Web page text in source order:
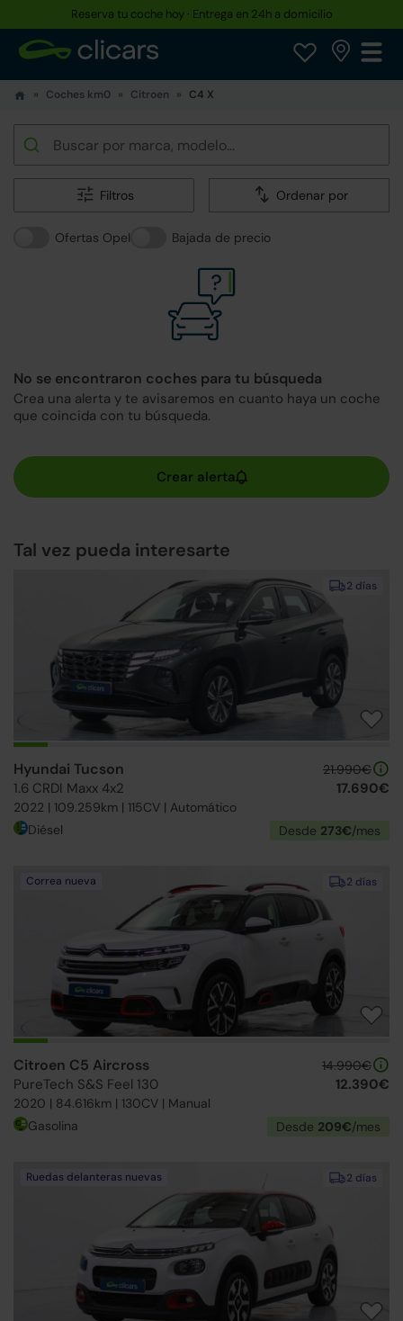
Hasta un 30% más barato que uno nuevo
Coches km0 Citroen C4 X
Filtros Ordenar por
Ofertas Opel Bajada de precio
No se encontraron coches para tu búsqueda
Crea una alerta y te avisaremos en cuanto haya un coche
que coincida con tu búsqueda.
Tal vez pueda interesarte
2 días
Hyundai Tucson
1.6 CRDI Maxx 4x2
2022 | 109.259km | 115CV | Automático
21.990€
17.690€
Diésel Desde 273€/mes
2 días
Correa nueva
Citroen C5 Aircross
PureTech S&S Feel 130
2020 | 84.616km | 130CV | Manual
14.990€
12.390€
Gasolina Desde 209€/mes
2 días
Ruedas delanteras nuevas